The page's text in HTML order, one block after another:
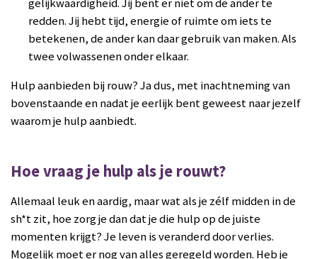
redden. Jij hebt tijd, energie of ruimte om iets te
betekenen, de ander kan daar gebruik van maken. Als
twee volwassenen onder elkaar.
Hulp aanbieden bij rouw? Ja dus, met inachtneming van
bovenstaande en nadat je eerlijk bent geweest naar jezelf
waarom je hulp aanbiedt.
Hoe vraag je hulp als je rouwt?
Allemaal leuk en aardig, maar wat als je zélf midden in de
sh*t zit, hoe zorg je dan dat je die hulp op de juiste
momenten krijgt?Je leven is veranderd door verlies.
Mogelijk moet er nog van alles geregeld worden. Heb je